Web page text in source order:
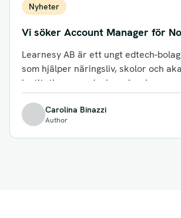
Nyheter
Vi söker Account Manager för
Learnesy AB är ett ungt edtech-
som hjälper näringsliv, skolor och
institutioner med e-learning.
Carolina Binazzi
Author